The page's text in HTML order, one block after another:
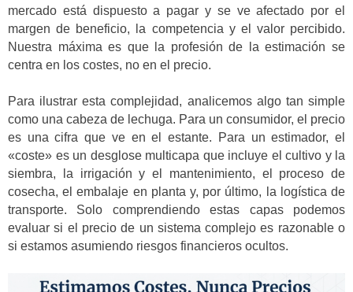
mercado está dispuesto a pagar y se ve afectado por el
margen de beneficio, la competencia y el valor percibido.
Nuestra máxima es que la profesión de la estimación se
centra en los costes, no en el precio.
Para ilustrar esta complejidad, analicemos algo tan simple
como una cabeza de lechuga. Para un consumidor, el precio
es una cifra que ve en el estante. Para un estimador, el
«coste» es un desglose multicapa que incluye el cultivo y la
siembra, la irrigación y el mantenimiento, el proceso de
cosecha, el embalaje en planta y, por último, la logística de
transporte. Solo comprendiendo estas capas podemos
evaluar si el precio de un sistema complejo es razonable o
si estamos asumiendo riesgos financieros ocultos.